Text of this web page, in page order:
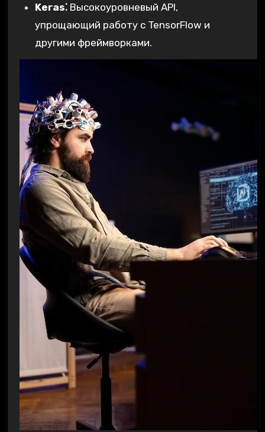
Keras⁚Высокоуровневый API,
упрощающий работу с TensorFlow и
другими фреймворками.